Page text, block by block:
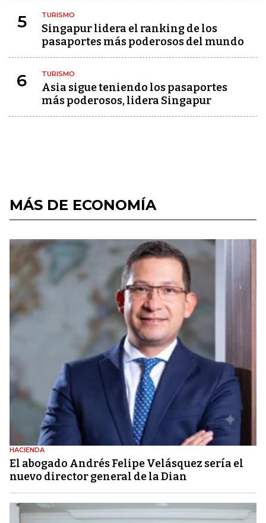
5 TURISMO
Singapur lidera el ranking de los
pasaportes más poderosos del mundo
6 TURISMO
Asia sigue teniendo los pasaportes
más poderosos, lidera Singapur
MÁS DE ECONOMÍA
HACIENDA
El abogado Andrés Felipe Velásquez sería el
nuevo director general de la Dian